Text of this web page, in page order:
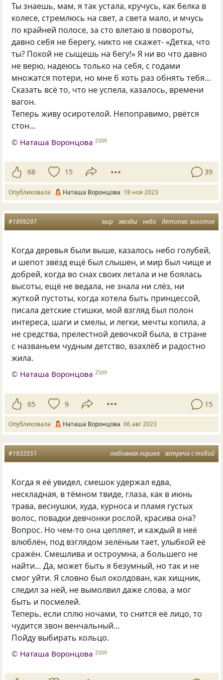
Ты знаешь, мам, я так устала, кручусь, как белка в
колесе, стремлюсь на свет, а света мало, и мчусь
по крайней полосе, за сто влетаю в повороты,
давно себя не берегу, никто не скажет- «Детка, что
ты? Покой не сыщешь на бегу!» Я ни во что давно
не верю, надеюсь только на себя, с годами
множатся потери, но мне б хоть раз обнять тебя…
Сказать всё то, что не успела, казалось, времени
вагон.
Теперь живу осиротелой. Непоправимо, рвётся
стон…
© Наташа Воронцова 2509
68 15 39
Опубликовала Наташа Воронцова 18 ноя 2023
мир звезды небо детство золотое
#1899297
Когда деревья были выше, казалось небо голубей,
и шепот звёзд ещё был слышен, и мир был чище и
добрей, когда во снах своих летала и не боялась
высоты, ещё не ведала, не знала ни слёз, ни
жуткой пустоты, когда хотела быть принцессой,
писала детские стишки, мой взгляд был полон
интереса, шаги и смелы, и легки, мечты копила, а
не средства, прелестной девочкой была, в стране
с названьем чудным детство, взахлёб и радостно
жила.
© Наташа Воронцова 2509
65 9 15
Опубликовала Наташа Воронцова 06 авг 2023
любовная лирика встреча с тобой
#1933551
Когда я её увидел, смешок удержал едва,
нескладная, в тёмном твиде, глаза, как в июнь
трава, веснушки, худа, курноса и пламя густых
волос, повадки девчонки рослой, красива она?
Вопрос. Но чем-то она цепляет, и каждый в неё
влюблён, под взглядом зелёным тает, улыбкой её
сражён. Смешлива и остроумна, а большего не
найти… Да, может быть я безумный, но так и не
смог уйти. Я словно был околдован, как хищник,
следил за ней, не вымолвил даже слова, а мог
быть и посмелей.
Теперь, если сплю ночами, то снится её лицо, то
чудится звон венчальный…
Пойду выбирать кольцо.
© Наташа Воронцова 2509